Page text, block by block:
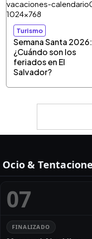
Turismo
Semana Santa 2026:
¿Cuándo son los
feriados en El
Salvador?